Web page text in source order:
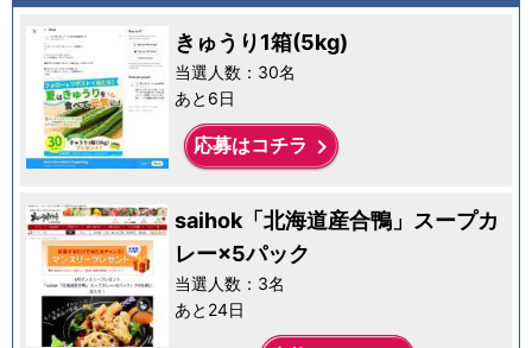
きゅうり1箱(5kg)
当選人数：30名
あと6日
応募はコチラ keyboard_arrow_right
saihok「北海道産合鴨」スープカ
レー×5パック
当選人数：3名
あと24日